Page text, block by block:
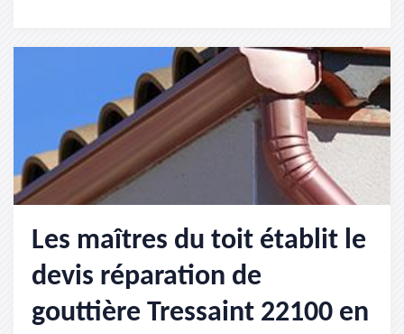
Les maîtres du toit établit le
devis réparation de
gouttière Tressaint 22100 en